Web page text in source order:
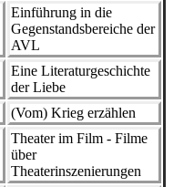
Einführung in die
Gegenstandsbereiche der
AVL
Eine Literaturgeschichte
der Liebe
(Vom) Krieg erzählen
Theater im Film - Filme
über
Theaterinszenierungen